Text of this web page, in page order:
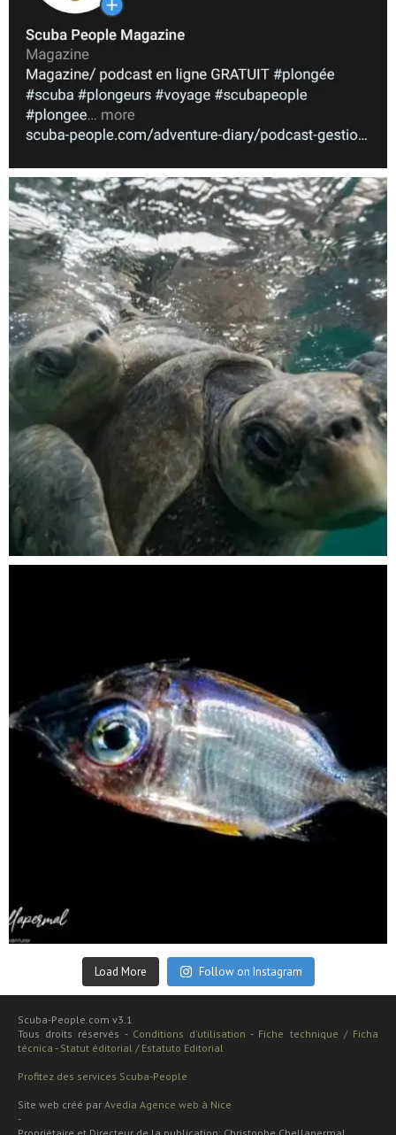
Nov 5
scuba_people_magazine
Sep 24
Load More Follow on Instagram
Scuba-People.com v3.1
Tous droits réservés - Conditions d'utilisation - Fiche technique / Ficha
técnica - Statut éditorial / Estatuto Editorial
Profitez des services Scuba-People
Site web créé par Avedia Agence web à Nice
-